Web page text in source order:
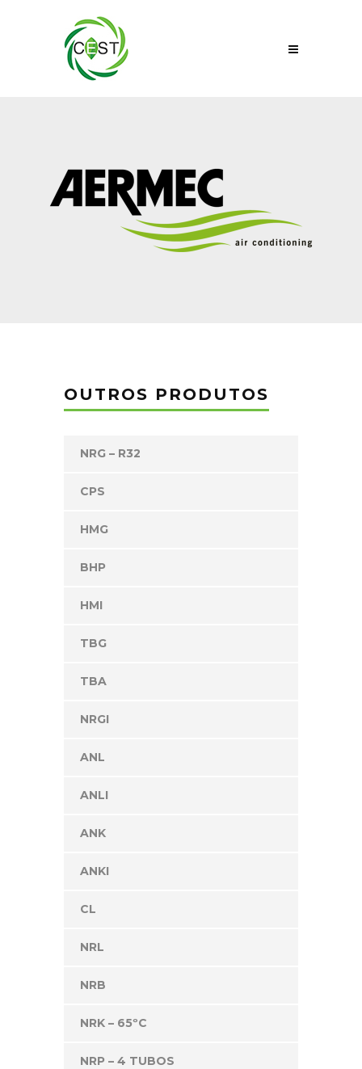
OUTROS PRODUTOS
NRG – R32
CPS
HMG
BHP
HMI
TBG
TBA
NRGI
ANL
ANLI
ANK
ANKI
CL
NRL
NRB
NRK – 65ºC
NRP – 4 TUBOS